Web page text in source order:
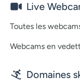
Live
Toutes les
Webcams en
Domaines